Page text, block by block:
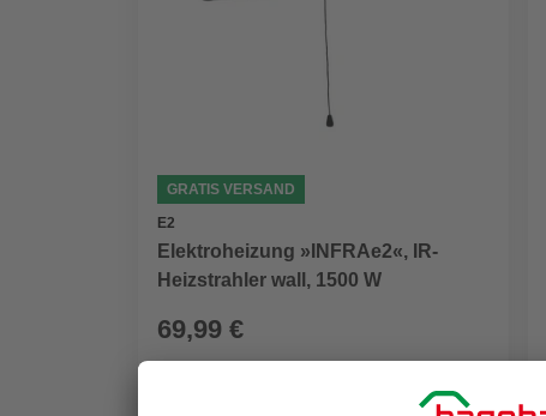
GRATIS VERSAND
E2
Elektroheizung »INFRAe2«, IR-
Heizstrahler wall, 1500 W
69,99 €